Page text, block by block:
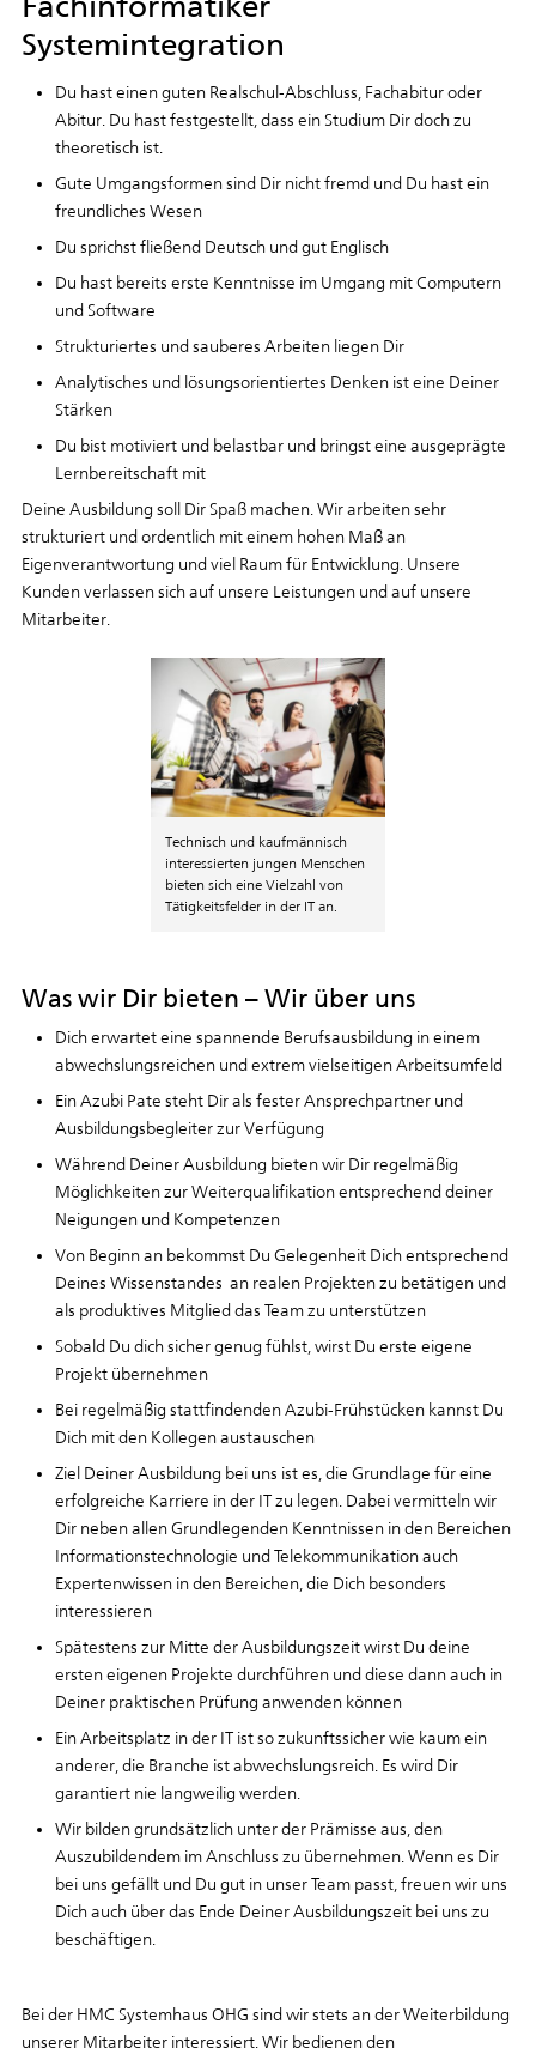
Systemintegration
Du hast einen guten Realschul-Abschluss, Fachabitur oder
Abitur. Du hast festgestellt, dass ein Studium Dir doch zu
theoretisch ist.
Gute Umgangsformen sind Dir nicht fremd und Du hast ein
freundliches Wesen
Du sprichst fließend Deutsch und gut Englisch
Du hast bereits erste Kenntnisse im Umgang mit Computern
und Software
Strukturiertes und sauberes Arbeiten liegen Dir
Analytisches und lösungsorientiertes Denken ist eine Deiner
Stärken
Du bist motiviert und belastbar und bringst eine ausgeprägte
Lernbereitschaft mit
Deine Ausbildung soll Dir Spaß machen. Wir arbeiten sehr
strukturiert und ordentlich mit einem hohen Maß an
Eigenverantwortung und viel Raum für Entwicklung. Unsere
Kunden verlassen sich auf unsere Leistungen und auf unsere
Mitarbeiter.
Technisch und kaufmännisch
interessierten jungen Menschen
bieten sich eine Vielzahl von
Tätigkeitsfelder in der IT an.
Was wir Dir bieten – Wir über uns
Dich erwartet eine spannende Berufsausbildung in einem
abwechslungsreichen und extrem vielseitigen Arbeitsumfeld
Ein Azubi Pate steht Dir als fester Ansprechpartner und
Ausbildungsbegleiter zur Verfügung
Während Deiner Ausbildung bieten wir Dir regelmäßig
Möglichkeiten zur Weiterqualifikation entsprechend deiner
Neigungen und Kompetenzen
Von Beginn an bekommst Du Gelegenheit Dich entsprechend
Deines Wissenstandes an realen Projekten zu betätigen und
als produktives Mitglied das Team zu unterstützen
Sobald Du dich sicher genug fühlst, wirst Du erste eigene
Projekt übernehmen
Bei regelmäßig stattfindenden Azubi-Frühstücken kannst Du
Dich mit den Kollegen austauschen
Ziel Deiner Ausbildung bei uns ist es, die Grundlage für eine
erfolgreiche Karriere in der IT zu legen. Dabei vermitteln wir
Dir neben allen Grundlegenden Kenntnissen in den Bereichen
Informationstechnologie und Telekommunikation auch
Expertenwissen in den Bereichen, die Dich besonders
interessieren
Spätestens zur Mitte der Ausbildungszeit wirst Du deine
ersten eigenen Projekte durchführen und diese dann auch in
Deiner praktischen Prüfung anwenden können
Ein Arbeitsplatz in der IT ist so zukunftssicher wie kaum ein
anderer, die Branche ist abwechslungsreich. Es wird Dir
garantiert nie langweilig werden.
Wir bilden grundsätzlich unter der Prämisse aus, den
Auszubildendem im Anschluss zu übernehmen. Wenn es Dir
bei uns gefällt und Du gut in unser Team passt, freuen wir uns
Dich auch über das Ende Deiner Ausbildungszeit bei uns zu
beschäftigen.
Bei der HMC Systemhaus OHG sind wir stets an der Weiterbildung
unserer Mitarbeiter interessiert. Wir bedienen den